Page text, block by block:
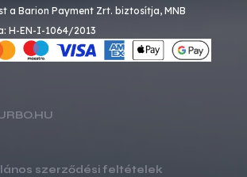
a Barion Payment Zrt. biztosítja, MNB
H-EN-I-1064/2013
szerződési feltételek